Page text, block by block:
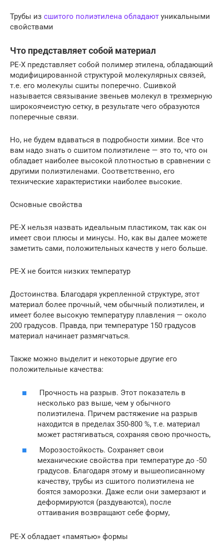
Трубы из сшитого полиэтилена обладают уникальными
свойствами
Что представляет собой материал
PE-X представляет собой полимер этилена, обладающий
модифицированной структурой молекулярных связей,
т.е. его молекулы сшиты поперечно. Сшивкой
называется связывание звеньев молекул в трехмерную
широкоячеистую сетку, в результате чего образуются
поперечные связи.
Но, не будем вдаваться в подробности химии. Все что
вам надо знать о сшитом полиэтилене — это то, что он
обладает наиболее высокой плотностью в сравнении с
другими полиэтиленами. Соответственно, его
технические характеристики наиболее высокие.
Основные свойства
PE-X нельзя назвать идеальным пластиком, так как он
имеет свои плюсы и минусы. Но, как вы далее можете
заметить сами, положительных качеств у него больше.
PE-X не боится низких температур
Достоинства. Благодаря укрепленной структуре, этот
материал более прочный, чем обычный полиэтилен, и
имеет более высокую температуру плавления — около
200 градусов. Правда, при температуре 150 градусов
материал начинает размягчаться.
Также можно выделит и некоторые другие его
положительные качества:
Прочность на разрыв. Этот показатель в
несколько раз выше, чем у обычного
полиэтилена. Причем растяжение на разрыв
находится в пределах 350-800 %, т.е. материал
может растягиваться, сохраняя свою прочность,
Морозостойкость. Сохраняет свои
механические свойства при температуре до -50
градусов. Благодаря этому и вышеописанному
качеству, трубы из сшитого полиэтилена не
боятся заморозки. Даже если они замерзают и
деформируются (раздуваются), после
оттаивания возвращают себе форму,
PE-X обладает «памятью» формы